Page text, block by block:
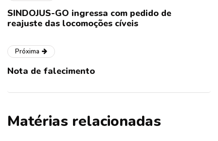
SINDOJUS-GO ingressa com pedido de
reajuste das locomoções cíveis
Próxima
Nota de falecimento
Matérias relacionadas